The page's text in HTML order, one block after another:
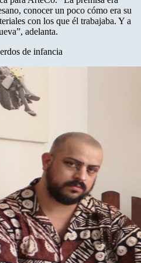
conocer un poco cómo era su
con los que él trabajaba. Y a
adelanta.
de infancia